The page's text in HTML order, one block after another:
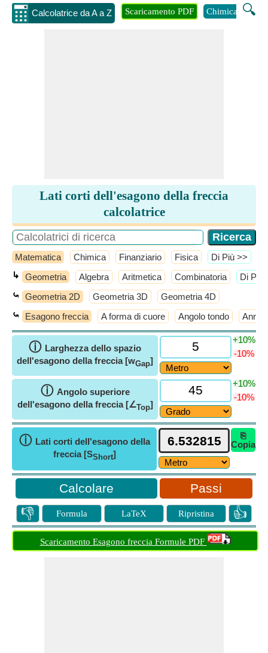
Calcolatrice da A a Z 🔍
Scaricamento PDF Chimica
Lati corti dell'esagono della freccia
calcolatrice
Matematica Chimica Finanziario Fisica ​Di Più >>
↳ Geometria Algebra Aritmetica Combinatoria ​Di Più
⤿ Geometria 2D Geometria 3D Geometria 4D
⤿ Esagono freccia A forma di cuore Angolo tondo
ⓘ Larghezza dello spazio
dell'esagono della freccia [wGap]
+10%
-10%
ⓘ Angolo superiore
dell'esagono della freccia [∠Top]
+10%
-10%
ⓘ Lati corti dell'esagono della
freccia [SShort]
⎘
Copia
Passi
👎 Formula LaTeX Ripristina 👍
Scaricamento Esagono freccia Formule PDF